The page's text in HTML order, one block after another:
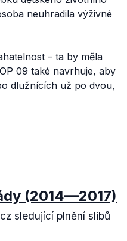
neuhradila výživné
– ta by měla
09 také navrhuje, aby
dlužnících už po dvou,
(2014—2017)
sledující plnění slibů